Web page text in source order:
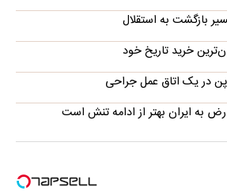
بازگشت به استقلال
خرید تاریخ خود
به ایران بهتر از ادامه تنش است